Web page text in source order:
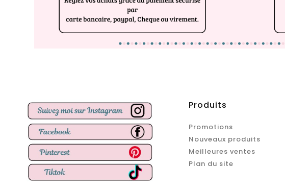
Produits
Promotions
Nouveaux produits
Meilleures ventes
Plan du site